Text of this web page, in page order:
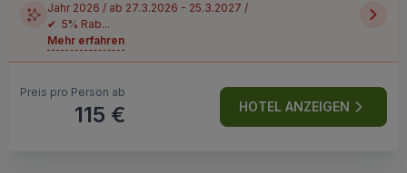
Jahr 2026 / ab 27.3.2026 - 25.3.2027 /
✔ 5% Rab...
Mehr erfahren
Preis pro Person ab
115 € HOTEL ANZEIGEN